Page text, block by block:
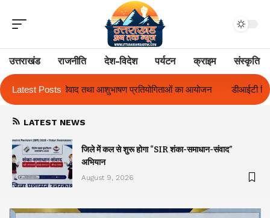
उत्तराखंड राजनीति देश-विदेश पर्यटन क्राइम संस्कृति
Latest Postsका आयोजन डीआईटी विश्वविद्यालय ने दो दिवसीय ‘दीक्षारंभ
LATEST NEWS
जिले में कल से शुरू होगा “SIR शंका-समाधान-संवाद”
अभियान
August 9, 2026